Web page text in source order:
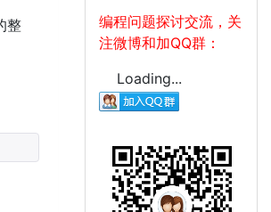
整
编程问题探讨交流，关
注微博和加QQ群：
Loading...